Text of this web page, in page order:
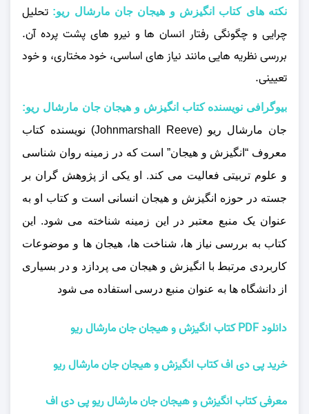
نکته های کتاب انگیزش و هیجان جان مارشال ریو: تحلیل
چرایی و چگونگی رفتار انسان‌ ها و نیرو های پشت پرده آن.
بررسی نظریه‌ هایی مانند نیاز های اساسی، خود مختاری، و خود
تعیینی.
بیوگرافی نویسنده کتاب انگیزش و هیجان جان مارشال ریو:
جان مارشال ریو (Johnmarshall Reeve) نویسنده کتاب
معروف “انگیزش و هیجان” است که در زمینه روان‌ شناسی
و علوم تربیتی فعالیت می‌ کند. او یکی از پژوهش گران بر
جسته در حوزه انگیزش و هیجان انسانی است و کتاب او به
عنوان یک منبع معتبر در این زمینه شناخته می‌ شود. این
کتاب به بررسی نیاز ها، شناخت‌ ها، هیجان‌ ها و موضوعات
کاربردی مرتبط با انگیزش و هیجان می‌ پردازد و در بسیاری
از دانشگاه‌ ها به عنوان منبع درسی استفاده می‌ شود
دانلود PDF کتاب انگیزش و هیجان جان مارشال ریو
خرید پی دی اف کتاب انگیزش و هیجان جان مارشال ریو
معرفی کتاب انگیزش و هیجان جان مارشال ریو پی دی اف